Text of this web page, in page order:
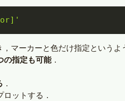
マーカーと色だけ指定というよ
の指定も可能．
．
ットする．